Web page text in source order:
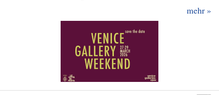
mehr